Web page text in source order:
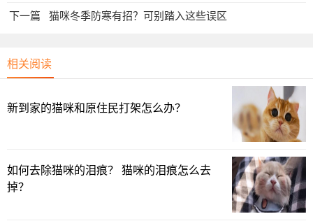
下一篇 猫咪冬季防寒有招？可别踏入这些误区
相关阅读
新到家的猫咪和原住民打架怎么办？
如何去除猫咪的泪痕？ 猫咪的泪痕怎么去
掉？